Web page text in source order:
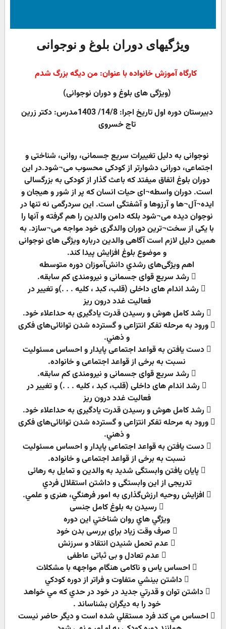
ویژگیهای دوران بلوغ و نوجوانی
کارگاه آموزش خانواده با عنوان: من دیگه بزرگ شدم
(ویژگی های بلوغ و دوران نوجوانی)
دبیرستان دوره اول تاریخ اجرا: 14/8/ 1403مدرس: دکتر زرین
تاج خسروی
نوجوانی به دلیل تغییرات سریع جسمانی، روانی، شناختی و
اجتماعی، دورانی دشوارتر از کودکی محسوب می¬شود.در این
دوران بلوغ اتفاق میفتد که باعث گذار از کودکی به بزرگسالی
است. دوران واسطه¬ای حیات انسان که پر از شور و هیجان و
ایده¬آل¬ها و آرزوها و آشفتگی است. این سردرگمی نه تنها در
نوجوان دیده می¬شود بلکه دامن والدین را هم گرفته و آنها را
با یکی از سخت¬ترین دوران والدگری خود مواجه می¬سازد. به
همین دلیل لازم است آگاهی والدین درباره ویژگی های نوجوانی
و موضوع بلوغ افزایش پیدا کند.
اهم ويژگى‌هاى رشدي دانش‌آموزان دوره متوسطه
 رشد سريع قواى جسمانى و نيرومندى کم سابقه.
 رشد اندام های داخلی (قلب، کبد ، کلیه . . .)و تغییر در
فعالیت غدد درون ریز
 رشد کامل هوش و رسيدن قدرت يادگيرى به حداعلاء خود.
 ورود به مرحله تفکر انتزاعى و گسترده شدن توانائى‌هاى فکرى
و ذهني.
 دست يافتن به قواعد اجتماعى پايدار و احساس مسئوليت
نسبت به برخى از قواعد اجتماعى و خانواده.
 رشد سريع قواى جسمانى و نيرومندى کم سابقه.
 رشد اندام های داخلی (قلب، کبد ، کلیه . . .) و تغییر در
فعالیت غدد درون ریز
 رشد کامل هوش و رسيدن قدرت يادگيرى به حداعلاء خود.
 ورود به مرحله تفکر انتزاعى و گسترده شدن توانائى‌هاى فکرى
و ذهني.
 دست يافتن به قواعد اجتماعى پايدار و احساس مسئوليت
نسبت به برخى از قواعد اجتماعى و خانواده.
 پايان يافتن وابستگى شديد به والدين و تمايل به رهائى
تدريجى از اين وابستگى و داشتن استقلال فردي
 افزايش روحيه ارزش‌گذارى به امور فرهنگي، هنرى و علمي.
 رسيدن به بلوغ كامل جنسى
ويژگي هاي روان شناختي اين دوره
 صرف وقت زیاد برای بررسی بدن خود
 عدم تحمل شنیدن انتقاد و سرزنش
 عدم تعادل و بی ثباتی عاطفی
 احساس یاس و ناکامی هنگام مواجهه با مشکلات
 داشتن بينشي متفاوت و فراتر از دوره كودكي
 داشتن توان و قدرتي جديد در خود در حدي كه مي خواهد
خود را به ديگران بشناساند .
 احساس مي كند فرد مستقلي شده است و ديگر حاضر نيست